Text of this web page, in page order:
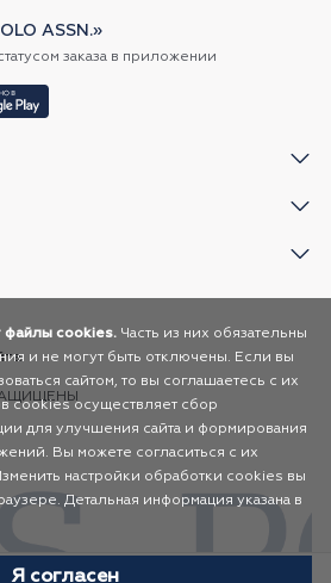
ASSN.»
заказа в приложении
файлы cookies. Часть из них обязательны
и не могут быть отключены. Если вы
сайтом, то вы соглашаетесь с их
cookies осуществляет сбор
для улучшения сайта и формирования
Вы можете согласиться с их
настройки обработки cookies вы
Детальная информация указана в
Я согласен